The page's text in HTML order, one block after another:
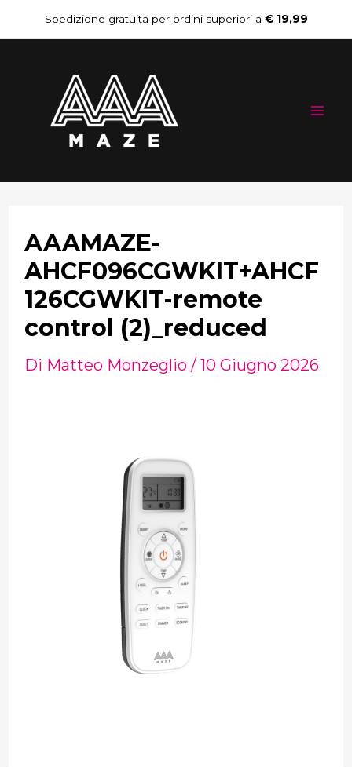
al
contenuto
Spedizione gratuita per ordini superiori a € 19,99
AAAMAZE-
AHCF096CGWKIT+AHCF
126CGWKIT-remote
control (2)_reduced
Di Matteo Monzeglio / 10 Giugno 2026
Navigazione
articoli